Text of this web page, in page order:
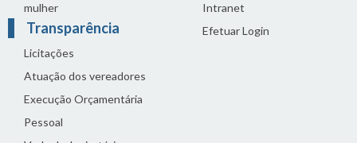
mulher
Transparência
Licitações
Atuação dos vereadores
Execução Orçamentária
Pessoal
Intranet
Efetuar Login